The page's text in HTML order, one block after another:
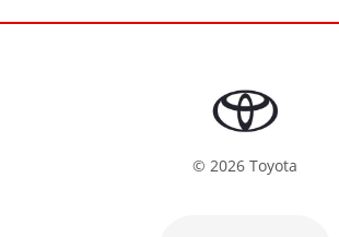
© 2026 Toyota